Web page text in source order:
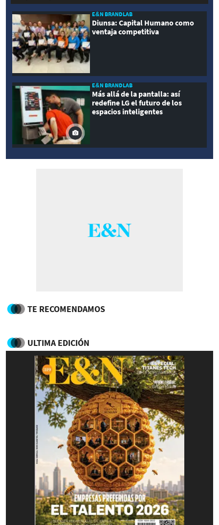
E&N BRANDLAB
Diunsa: Capital Humano como
ventaja competitiva
E&N BRANDLAB
Más allá de la pantalla: así
redefine LG el futuro de los
espacios inteligentes
TE RECOMENDAMOS
ULTIMA EDICIÓN